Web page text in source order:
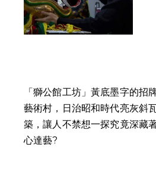
「獅公館工坊」黃底墨字的招
藝術村，日治昭和時代亮灰斜
築，讓人不禁想一探究竟深藏
心達藝?